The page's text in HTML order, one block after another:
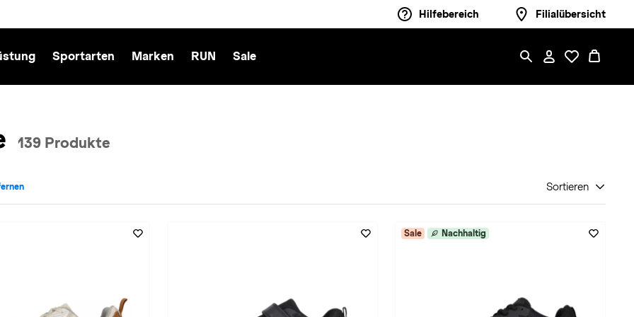
Hilfebereich Filialübersicht
Sportarten Marken RUN Sale
139 Produkte
entfernen Sortieren
Sale Nachhaltig